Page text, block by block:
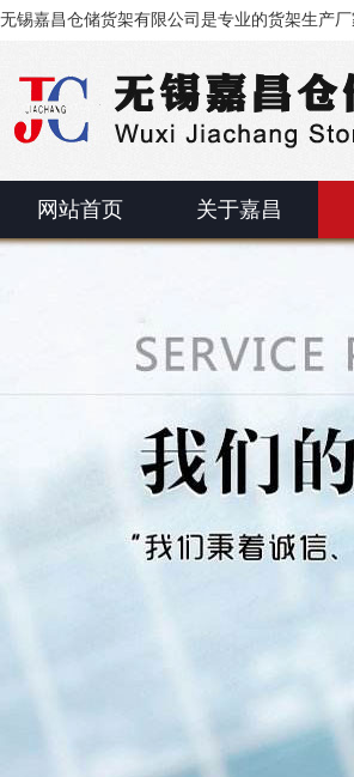
无锡嘉昌仓储货架有限公司是专业的货架生产厂
网站首页 关于嘉昌